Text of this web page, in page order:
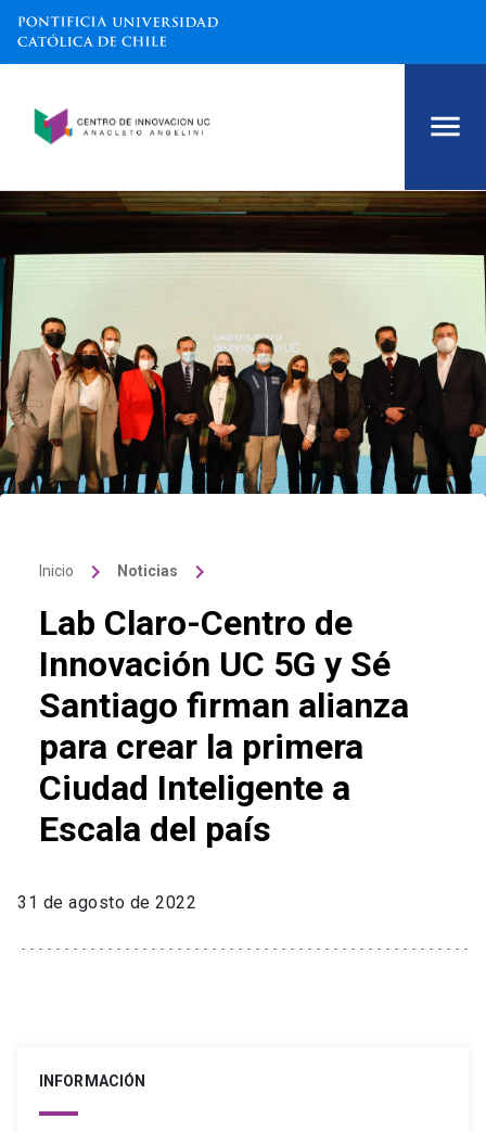
Inicio keyboard_arrow_right Noticias keyboard_arrow_right
Lab Claro-Centro de
Innovación UC 5G y Sé
Santiago firman alianza
para crear la primera
Ciudad Inteligente a
Escala del país
31 de agosto de 2022
INFORMACIÓN